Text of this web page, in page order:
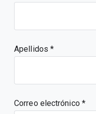
Apellidos
Correo electrónico